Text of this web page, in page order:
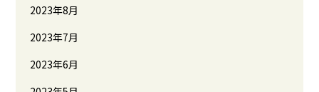
2023年8月
2023年7月
2023年6月